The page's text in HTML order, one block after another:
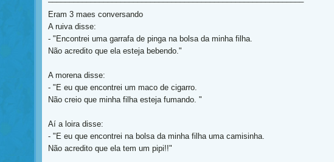
Eram 3 maes conversando
A ruiva disse:
- "Encontrei uma garrafa de pinga na bolsa da minha filha.
Não acredito que ela esteja bebendo."
A morena disse:
- "E eu que encontrei um maco de cigarro.
Não creio que minha filha esteja fumando. "
Aí a loira disse:
- "E eu que encontrei na bolsa da minha filha uma camisinha.
Não acredito que ela tem um pipi!!"